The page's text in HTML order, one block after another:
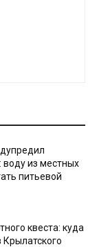
воду из местных
питьевой
квеста: куда
Крылатского